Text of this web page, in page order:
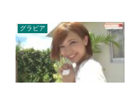
グラビア